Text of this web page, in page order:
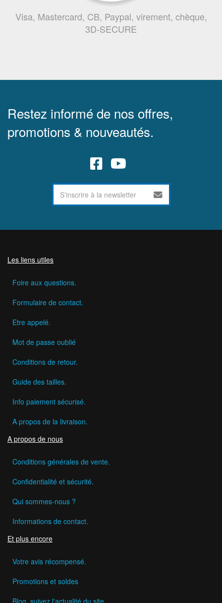
Visa, Mastercard, CB, Paypal, virement, chèque,
3D-SECURE
Restez informé de nos offres,
promotions & nouveautés.
Les liens utiles
Foire aux questions.
Formulaire de contact.
Etre appelé.
Mot de passe oublié
Conditions de retour.
Guide des tailles.
Info paiement sécurisé.
A propos de la livraison.
A propos de nous
Conditions générales de vente.
Confidentialité et sécurité.
Qui sommes-nous ?
Informations de contact.
Et plus encore
Votre avis récompensé.
Promotions et soldes
Blog, suivez l'actualité du site.